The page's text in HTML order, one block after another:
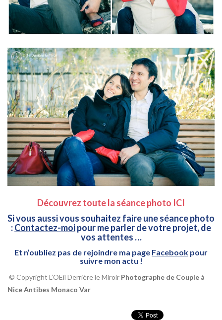
Découvrez toute la séance photo ICI
Si vous aussi vous souhaitez faire une séance photo
:Contactez-moipour me parler de votre projet, de
vos attentes …
Et n’oubliez pas de rejoindre ma page Facebook pour
suivre mon actu !
© Copyright L’OEil Derrière le Miroir Photographe de Couple à
Nice Antibes Monaco Var